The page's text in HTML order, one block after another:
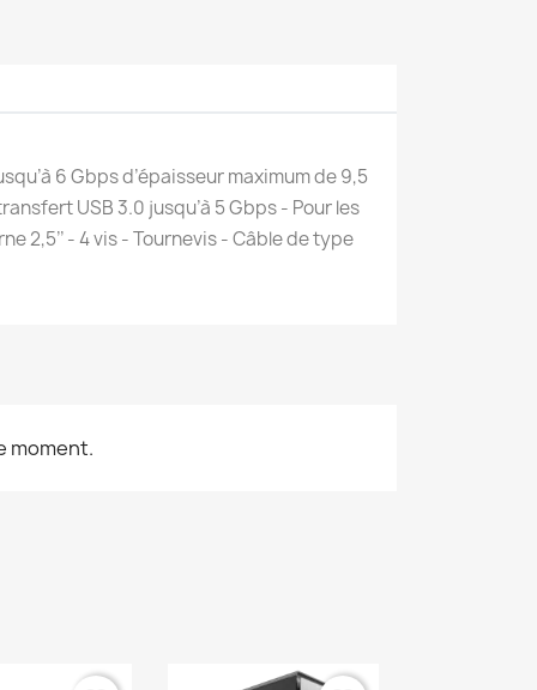
6 Gbps d’épaisseur maximum de 9,5
USB 3.0 jusqu’à 5 Gbps - Pour les
2,5’’ - 4 vis - Tournevis - Câble de type
moment.